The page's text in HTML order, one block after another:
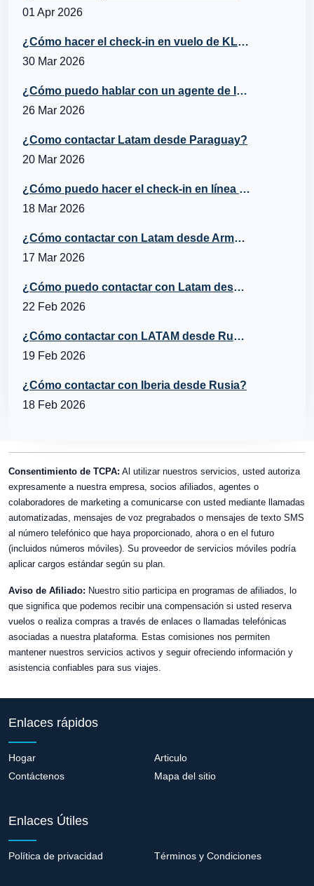
01 Apr 2026
¿Cómo hacer el check-in en vuelo de KLM?
30 Mar 2026
¿Cómo puedo hablar con un agente de Iberia desde Belice?
26 Mar 2026
¿Como contactar Latam desde Paraguay?
20 Mar 2026
¿Cómo puedo hacer el check-in en línea con Turkish Airlines?
18 Mar 2026
¿Cómo contactar con Latam desde Armenia?
17 Mar 2026
¿Cómo puedo contactar con Latam desde Italia?
22 Feb 2026
¿Cómo contactar con LATAM desde Rusia?
19 Feb 2026
¿Cómo contactar con Iberia desde Rusia?
18 Feb 2026
Consentimiento de TCPA: Al utilizar nuestros servicios, usted autoriza
expresamente a nuestra empresa, socios afiliados, agentes o
colaboradores de marketing a comunicarse con usted mediante llamadas
automatizadas, mensajes de voz pregrabados o mensajes de texto SMS
al número telefónico que haya proporcionado, ahora o en el futuro
(incluidos números móviles). Su proveedor de servicios móviles podría
aplicar cargos estándar según su plan.
Aviso de Afiliado: Nuestro sitio participa en programas de afiliados, lo
que significa que podemos recibir una compensación si usted reserva
vuelos o realiza compras a través de enlaces o llamadas telefónicas
asociadas a nuestra plataforma. Estas comisiones nos permiten
mantener nuestros servicios activos y seguir ofreciendo información y
asistencia confiables para sus viajes.
Enlaces rápidos
Hogar
Articulo
Contáctenos
Mapa del sitio
Enlaces Útiles
Política de privacidad Términos y Condiciones